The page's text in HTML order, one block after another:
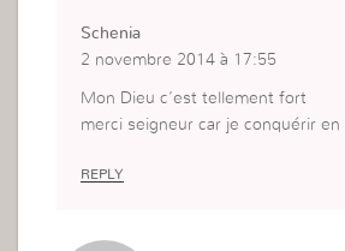
Schenia
2 novembre 2014 à 17:55
Mon Dieu c’est tellement fort
merci seigneur car je conquérir
REPLY